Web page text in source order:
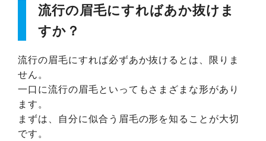
流行の眉毛にすればあか抜けま
すか？
流行の眉毛にすれば必ずあか抜けるとは、限りま
せん。
一口に流行の眉毛といってもさまざまな形があり
ます。
まずは、自分に似合う眉毛の形を知ることが大切
です。